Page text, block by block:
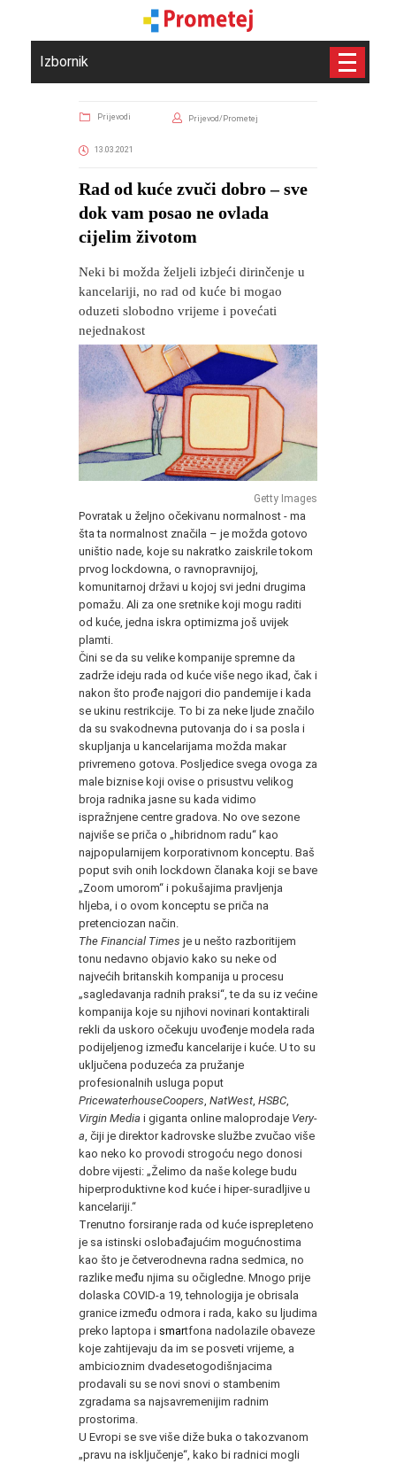
Izbornik
Prijevodi Prijevod/Prometej
13.03.2021
Rad od kuće zvuči dobro – sve
dok vam posao ne ovlada
cijelim životom
Neki bi možda željeli izbjeći dirinčenje u
kancelariji, no rad od kuće bi mogao
oduzeti slobodno vrijeme i povećati
nejednakost
Getty Images
Povratak u željno očekivanu normalnost - ma
šta ta normalnost značila – je možda gotovo
uništio nade, koje su nakratko zaiskrile tokom
prvog lockdowna, o ravnopravnijoj,
komunitarnoj državi u kojoj svi jedni drugima
pomažu. Ali za one sretnike koji mogu raditi
od kuće, jedna iskra optimizma još uvijek
plamti.
Čini se da su velike kompanije spremne da
zadrže ideju rada od kuće više nego ikad, čak i
nakon što prođe najgori dio pandemije i kada
se ukinu restrikcije. To bi za neke ljude značilo
da su svakodnevna putovanja do i sa posla i
skupljanja u kancelarijama možda makar
privremeno gotova. Posljedice svega ovoga za
male biznise koji ovise o prisustvu velikog
broja radnika jasne su kada vidimo
ispražnjene centre gradova. No ove sezone
najviše se priča o „hibridnom radu“ kao
najpopularnijem korporativnom konceptu. Baš
poput svih onih lockdown članaka koji se bave
„Zoom umorom“ i pokušajima pravljenja
hljeba, i o ovom konceptu se priča na
pretenciozan način.
The Financial Times je u nešto razboritijem
tonu nedavno objavio kako su neke od
najvećih britanskih kompanija u procesu
„sagledavanja radnih praksi“, te da su iz većine
kompanija koje su njihovi novinari kontaktirali
rekli da uskoro očekuju uvođenje modela rada
podijeljenog između kancelarije i kuće. U to su
uključena poduzeća za pružanje
profesionalnih usluga poput
PricewaterhouseCoopers NatWest HSBC
Virgin Media i giganta online maloprodaje Very-
a , čiji je direktor kadrovske službe zvučao više
kao neko ko provodi strogoću nego donosi
dobre vijesti: „Želimo da naše kolege budu
hiperproduktivne kod kuće i hiper-suradljive u
kancelariji.“
Trenutno forsiranje rada od kuće isprepleteno
je sa istinski oslobađajućim mogućnostima
kao što je četverodnevna radna sedmica, no
razlike među njima su očigledne. Mnogo prije
dolaska COVID-a 19, tehnologija je obrisala
granice između odmora i rada, kako su ljudima
preko laptopa i smartfona nadolazile obaveze
koje zahtijevaju da im se posveti vrijeme, a
ambicioznim dvadesetogodišnjacima
prodavali su se novi snovi o stambenim
zgradama sa najsavremenijim radnim
prostorima.
U Evropi se sve više diže buka o takozvanom
„pravu na isključenje“, kako bi radnici mogli